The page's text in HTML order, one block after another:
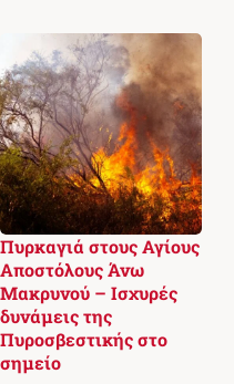
Πυρκαγιά στους Αγίους
Αποστόλους Άνω
Μακρυνού – Ισχυρές
δυνάμεις της
Πυροσβεστικής στο
σημείο